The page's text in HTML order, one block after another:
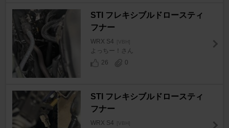
STI フレキシブルドロースティ
フナー
WRX S4 [VBH]
よっちー！さん
26
0
STI フレキシブルドロースティ
フナー
WRX S4 [VBH]